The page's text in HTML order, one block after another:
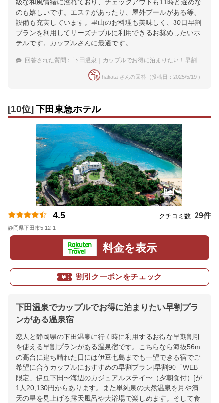
級な和風情緒に溢れており、チェックアウトも11時と遅めな
のも嬉しいです。エステがあったり、屋外プールがある等、
設備も充実しています。里山のお料理も美味しく、30日早割
プランを利用してリーズナブルに利用できるお奨めしたいホ
テルです。カップルさんに最適です。
回答された質問： 下田温泉｜カップルでお得に泊まりたい！早割プランがある温泉宿は？
hahata さんの回答（投稿日：2025/5/19 ）
[10位] 下田東急ホテル
4.5 クチコミ数 :29件
静岡県下田市5-12-1
料金を表示
割引クーポンをチェック
下田温泉でカップルでお得に泊まりたい早割プラ
ンがある温泉宿
恋人と静岡県の下田温泉に行く時に利用するお得な早期割引
を使える早割プランがある温泉宿です。こちらなら海抜56m
の高台に建ち晴れた日には伊豆七島までも一望できる宿でご
希望に合うカップルにおすすめの早割プラン[早割90「WEB
限定」伊豆下田〜海辺のカジュアルステイ〜（夕朝食付）]が
1人20,130円からあります。また単純泉の天然温泉を月や満
天の星を見上げる露天風呂や大浴場で楽しめます。そして食